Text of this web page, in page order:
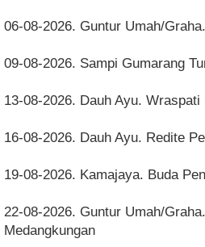
06-08-2026. Guntur Umah/
09-08-2026. Sampi Gumarang
13-08-2026. Dauh Ayu. Wraspati
16-08-2026. Dauh Ayu. Redite
19-08-2026. Kamajaya. Buda
22-08-2026. Guntur Umah/
Medangkungan